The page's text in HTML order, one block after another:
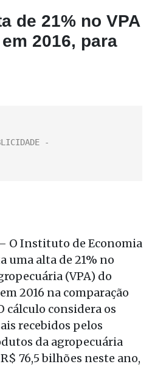
de 21% no VPA
2016, para
O Instituto de Economia
uma alta de 21% no
(VPA) do
2016 na comparação
cálculo considera os
recebidos pelos
da agropecuária
76,5 bilhões neste ano,